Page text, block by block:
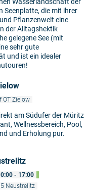
Seenplatte, die mit ihrer
Pflanzenwelt eine
der Alltagshektik
gelegene See (mit
sehr gute
und ist ein idealer
OT Zielow
am Südufer der Müritz
Wellnessbereich, Pool,
und Erholung pur.
- 17:00
Neustrelitz